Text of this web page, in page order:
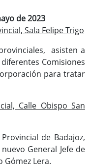
de 2023
Sala Felipe Trigo
asisten a
Comisiones
para tratar
Calle Obispo San
de Badajoz,
General Jefe de
Gómez Lera.